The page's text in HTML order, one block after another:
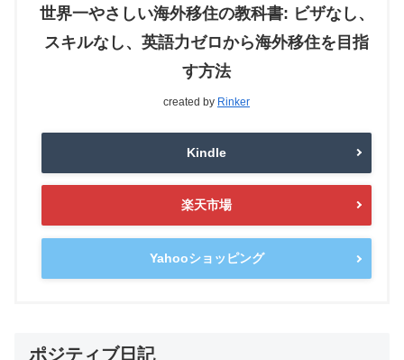
世界一やさしい海外移住の教科書: ビザなし、
スキルなし、英語力ゼロから海外移住を目指
す方法
created by Rinker
Kindle
楽天市場
Yahooショッピング
ポジティブ日記